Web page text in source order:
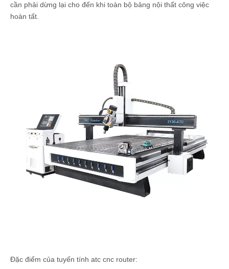
cần phải dừng lại cho đến khi toàn bộ bảng nội thất công việc
hoàn tất.
Đặc điểm của tuyến tính atc cnc router: